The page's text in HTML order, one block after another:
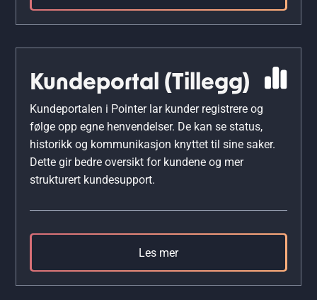
Kundeportal (Tillegg)
Kundeportalen i Pointer lar kunder registrere og
følge opp egne henvendelser. De kan se status,
historikk og kommunikasjon knyttet til sine saker.
Dette gir bedre oversikt for kundene og mer
strukturert kundesupport.
Les mer